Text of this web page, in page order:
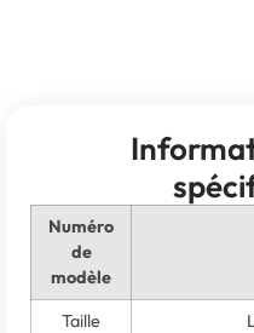
Numéro
de
modèle
Taille